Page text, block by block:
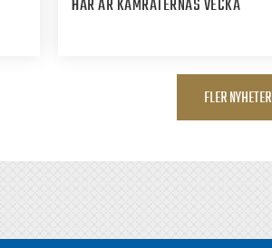
HÄR ÄR KAMRATERNAS VECKA
FLER NYHETER